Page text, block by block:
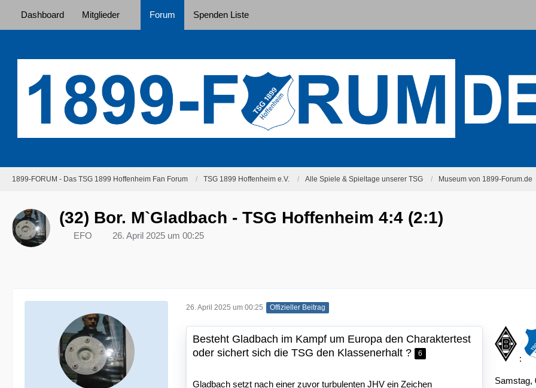
Dashboard Mitglieder Forum Spenden Liste
1899-FORUM - Das TSG 1899 Hoffenheim Fan Forum TSG 1899 Hoffenheim e.V. Alle Spiele & Spieltage unserer TSG Museum von 1899-Forum.de
(32) Bor. M`Gladbach - TSG Hoffenheim 4:4 (2:1)
EFO 26. April 2025 um 00:25
26. April 2025 um 00:25 Offizieller Beitrag
Besteht Gladbach im Kampf um Europa den Charaktertest
oder sichert sich die TSG den Klassenerhalt ?
6
Gladbach setzt nach einer zuvor turbulenten JHV ein Zeichen
:
Samstag,